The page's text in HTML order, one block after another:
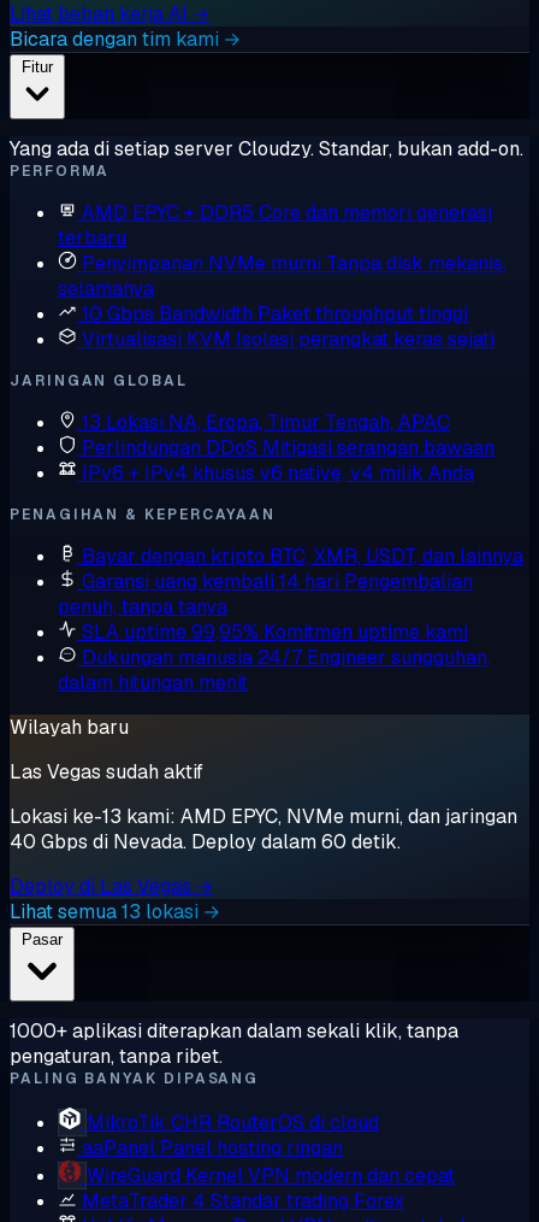
Lihat beban kerja AI →
Bicara dengan tim kami →
Fitur
Yang ada di setiap server Cloudzy. Standar, bukan add-on.
PERFORMA
AMD EPYC + DDR5 Core dan memori generasi
terbaru
Penyimpanan NVMe murni Tanpa disk mekanis,
selamanya
10 Gbps Bandwidth Paket throughput tinggi
Virtualisasi KVM Isolasi perangkat keras sejati
JARINGAN GLOBAL
13 Lokasi NA, Eropa, Timur Tengah, APAC
Perlindungan DDoS Mitigasi serangan bawaan
IPv6 + IPv4 khusus v6 native, v4 milik Anda
PENAGIHAN & KEPERCAYAAN
Bayar dengan kripto BTC, XMR, USDT, dan lainnya
Garansi uang kembali 14 hari Pengembalian
penuh, tanpa tanya
SLA uptime 99,95% Komitmen uptime kami
Dukungan manusia 24/7 Engineer sungguhan,
dalam hitungan menit
Wilayah baru
Las Vegas sudah aktif
Lokasi ke-13 kami: AMD EPYC, NVMe murni, dan jaringan
40 Gbps di Nevada. Deploy dalam 60 detik.
Deploy di Las Vegas →
Lihat semua 13 lokasi →
Pasar
1000+ aplikasi diterapkan dalam sekali klik, tanpa
pengaturan, tanpa ribet.
PALING BANYAK DIPASANG
MikroTik CHR RouterOS di cloud
aaPanel Panel hosting ringan
WireGuard Kernel VPN modern dan cepat
MetaTrader 4 Standar trading Forex